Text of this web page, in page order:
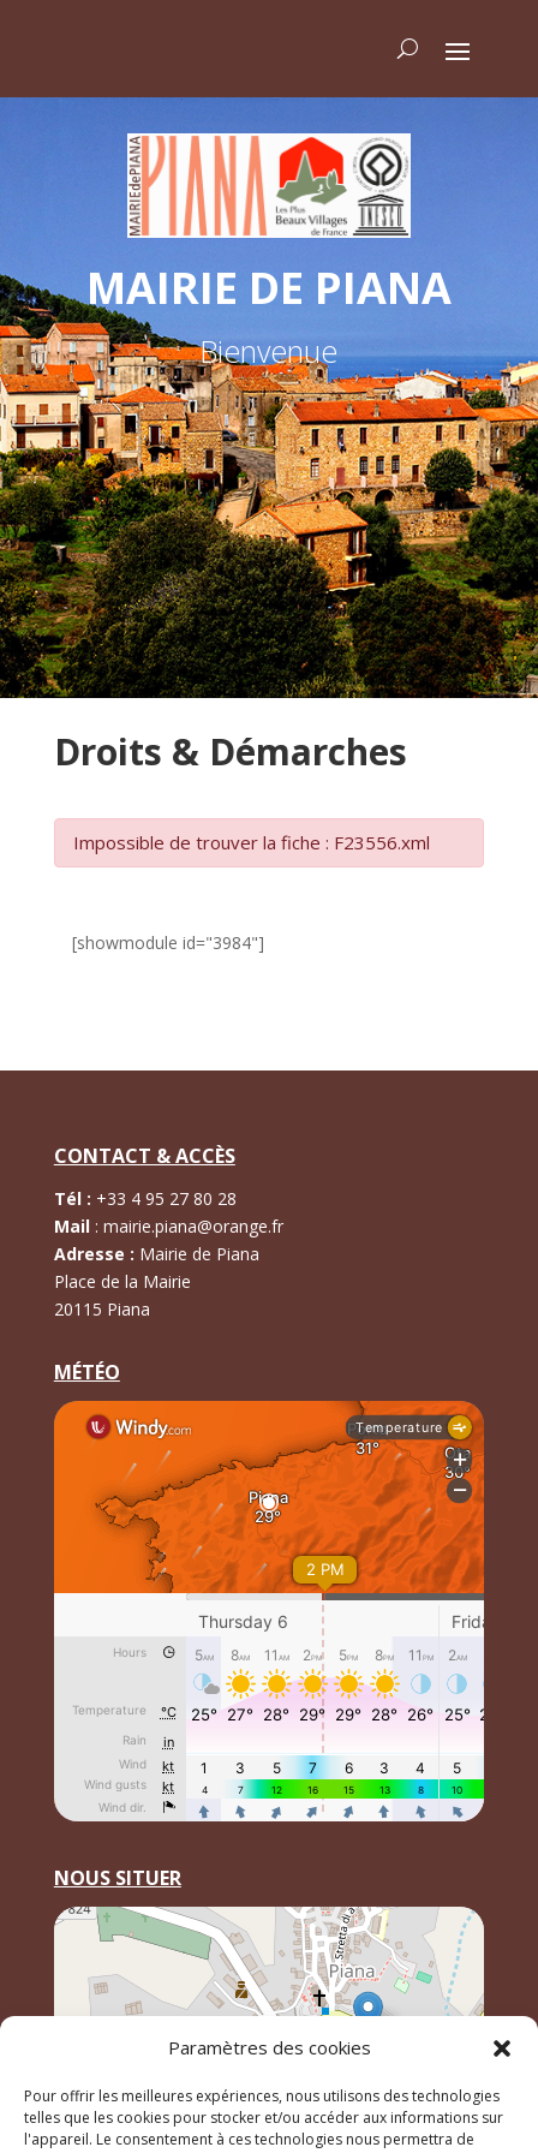
Paramètres des cookies
Pour offrir les meilleures expériences, nous utilisons des technologies
telles que les cookies pour stocker et/ou accéder aux informations sur
l'appareil. Le consentement à ces technologies nous permettra de
MAIRIE DE PIANA
Bienvenue
Droits & Démarches
Impossible de trouver la fiche : F23556.xml
[showmodule id="3984"]
CONTACT & ACCÈS
Tél : +33 4 95 27 80 28
Mail: mairie.piana@orange.fr
Adresse : Mairie de Piana
Place de la Mairie
20115 Piana
MÉTÉO
NOUS SITUER